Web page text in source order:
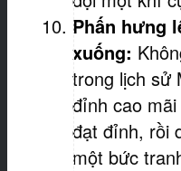
Phấn hưng
xuống:
trong lịch sử
đỉnh cao
đạt đỉnh, rồi
một bức